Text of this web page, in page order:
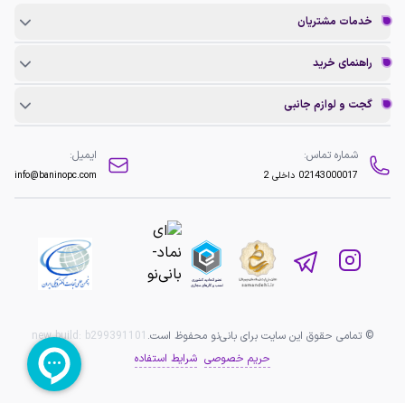
خدمات مشتریان
راهنمای خرید
گجت و لوازم جانبی
شماره تماس:
02143000017 داخلی 2
ایمیل:
info@baninopc.com
© تمامی حقوق این سایت برای بانی‌نو محفوظ است. new build: b299391101
حریم خصوصی شرایط استفاده